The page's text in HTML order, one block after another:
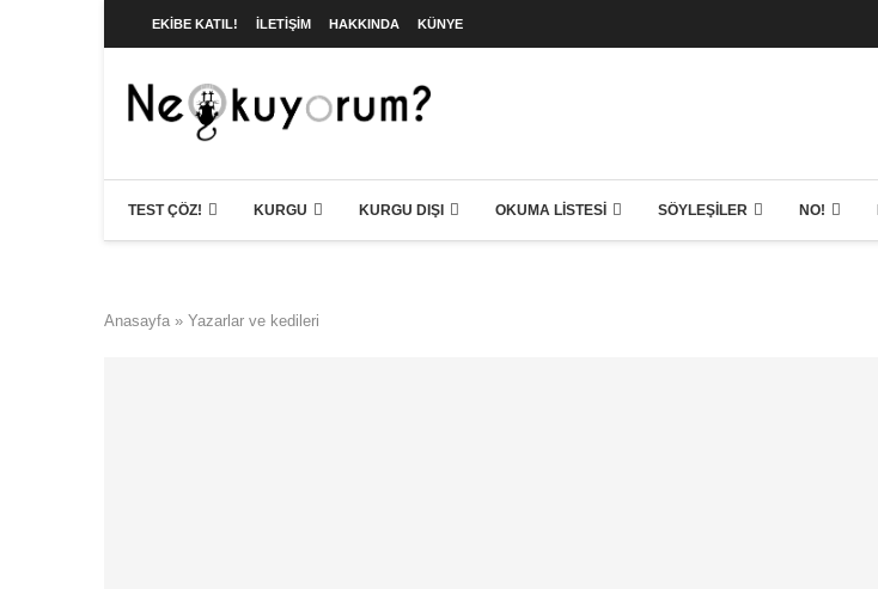
EKIBE KATIL! İLETIŞIM HAKKINDA KÜNYE
TEST ÇÖZ! KURGU KURGU DIŞI OKUMA LISTESI SÖYLEŞILER NO!
Anasayfa » Yazarlar ve kedileri